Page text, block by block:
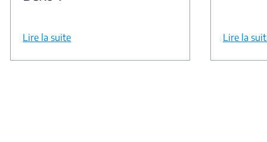
Lire la suite Lire la